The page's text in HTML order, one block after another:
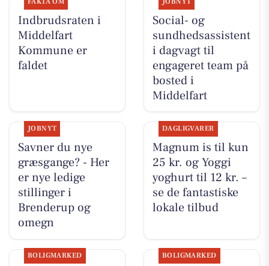
Indbrudsraten i
Middelfart
Kommune er
faldet
Social- og
sundhedsassistent
i dagvagt til
engageret team på
bosted i
Middelfart
JOBNYT
Savner du nye
græsgange? - Her
er nye ledige
stillinger i
Brenderup og
omegn
DAGLIGVARER
Magnum is til kun
25 kr. og Yoggi
yoghurt til 12 kr. –
se de fantastiske
lokale tilbud
BOLIGMARKED BOLIGMARKED